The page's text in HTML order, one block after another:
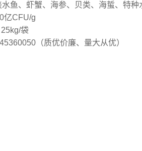
水鱼、虾蟹、海参、贝类、海蜇、特
亿CFU/g
25kg/袋
（质优价廉、量大从优）